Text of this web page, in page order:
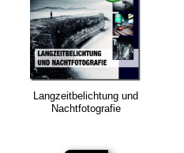
Langzeitbelichtung und
Nachtfotografie